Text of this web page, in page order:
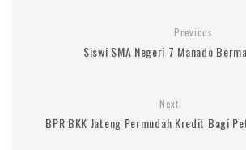
Previous
Siswi SMA Negeri 7 Manado
Next
BPR BKK Jateng Permudah Kredit Bagi